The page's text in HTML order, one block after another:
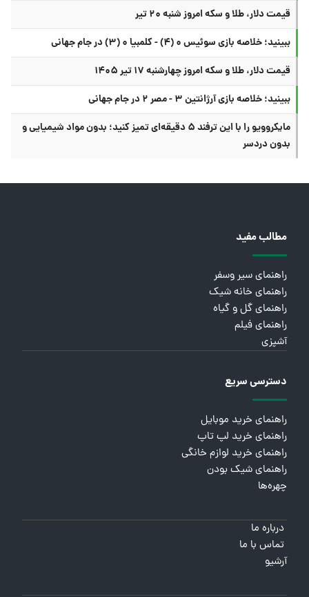
قیمت دلار، طلا و سکه امروز شنبه ۲۰ تیر
ببینید؛ خلاصه بازی سوئیس ۰ (۴) - کلمبیا ۰ (۳) در جام جهانی
قیمت دلار، طلا و سکه امروز چهارشنبه ۱۷ تیر ۱۴۰۵
ببینید؛ خلاصه بازی آرژانتین ۳ - مصر ۲ در جام جهانی
مایکروویو را با این ترفند ۵ دقیقه‌ای تمیز کنید؛ بدون مواد شیمیایی و
بدون دردسر
مطالب مفید
راهنمای سیر وسفر
راهنمای خانه شیک
راهنمای گل و گیاه
راهنمای فیلم
آشپزی
دسترسی سریع
راهنمای خرید موبایل
راهنمای خرید لپ تاپ
راهنمای خرید لوازم خانگی
راهنمای شیک بودن
چهره‌ها
درباره ما
تماس با ما
آرشیو